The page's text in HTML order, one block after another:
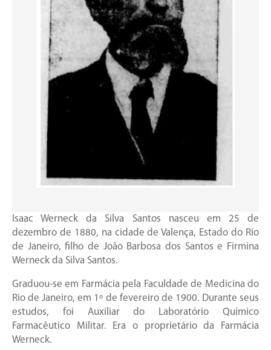
Isaac Werneck da Silva Santos nasceu em 25 de
dezembro de 1880, na cidade de Valença, Estado do Rio
de Janeiro, filho de João Barbosa dos Santos e Firmina
Werneck da Silva Santos.
Graduou-se em Farmácia pela Faculdade de Medicina do
Rio de Janeiro, em 1º de fevereiro de 1900. Durante seus
estudos, foi Auxiliar do Laboratório Químico
Farmacêutico Militar. Era o proprietário da Farmácia
Werneck.